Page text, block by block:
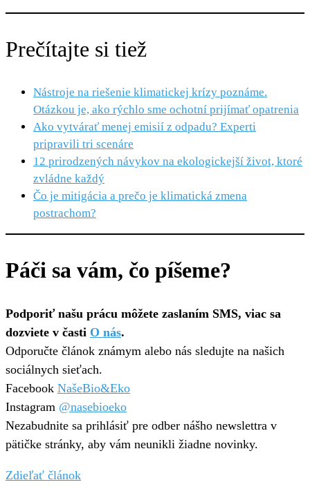
Prečítajte si tiež
Nástroje na riešenie klimatickej krízy poznáme.
Otázkou je, ako rýchlo sme ochotní prijímať opatrenia
Ako vytvárať menej emisií z odpadu? Experti
pripravili tri scenáre
12 prirodzených návykov na ekologickejší život, ktoré
zvládne každý
Čo je mitigácia a prečo je klimatická zmena
postrachom?
Páči sa vám, čo píšeme?
Podporiť našu prácu môžete zaslaním SMS, viac sa
dozviete v časti O nás.
Odporučte článok známym alebo nás sledujte na našich
sociálnych sieťach.
Facebook NašeBio&Eko
Instagram @nasebioeko
Nezabudnite sa prihlásiť pre odber nášho newslettra v
pätičke stránky, aby vám neunikli žiadne novinky.
Zdieľať článok